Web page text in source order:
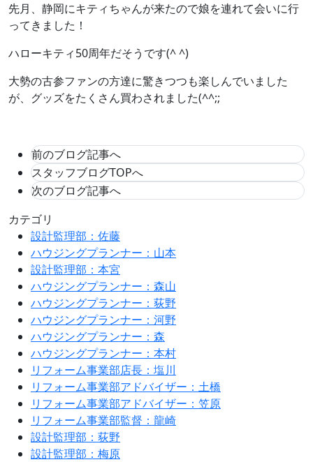
先月、静岡にキティちゃんが来たので娘を連れて会いに行
ってきました！
ハローキティ50周年だそうです(^ ^)
大勢の古参ファンの方達に驚きつつも楽しんでいました
が、グッズをたくさん買わされました(^^;;
前のブログ記事へ
スタッフブログTOPへ
次のブログ記事へ
カテゴリ
設計監理部：佐藤
ハウジングプランナー：山本
設計監理部：本宮
ハウジングプランナー：森山
ハウジングプランナー：荻野
ハウジングプランナー：河野
ハウジングプランナー：森
ハウジングプランナー：本村
リフォーム事業部店長：塩川
リフォーム事業部アドバイザー：土橋
リフォーム事業部アドバイザー：笠原
リフォーム事業部監督：龍崎
設計監理部：荻野
設計監理部：梅原